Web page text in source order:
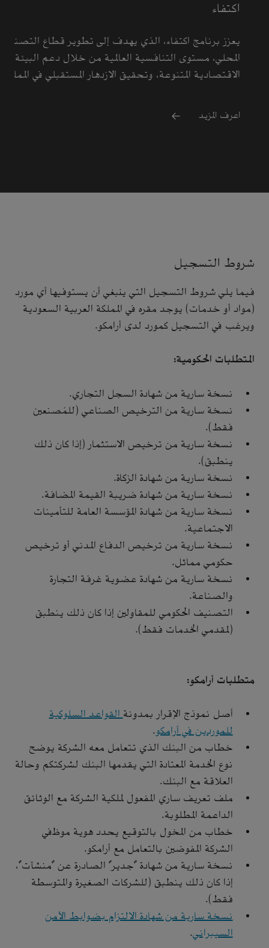
اكتفاء
يعزز برنامج اكتفاء، الذي يهدف إلى تطوير قطاع التصنيع
المحلي، مستوى التنافسية العالمية من خلال دعم البيئة
الاقتصادية المتنوعة، وتحقيق الازدهار المستقبلي في المملكة.
اعرف المزيد
شروط التسجيل
فيما يلي شروط التسجيل التي ينبغي أن يستوفيها أي مورد
(مواد أو خدمات) يوجد مقره في المملكة العربية السعودية
ويرغب في التسجيل كمورد لدى أرامكو.
المتطلبات الحكومية:
نسخة سارية من شهادة السجل التجاري.
نسخة سارية من الترخيص الصناعي (للمُصنعين
فقط).
نسخة سارية من ترخيص الاستثمار (إذا كان ذلك
ينطبق).
نسخة سارية من شهادة الزكاة.
نسخة سارية من شهادة ضريبة القيمة المضافة.
نسخة سارية من شهادة المؤسسة العامة للتأمينات
الاجتماعية.
نسخة سارية من ترخيص الدفاع المدني أو ترخيص
حكومي مماثل.
نسخة سارية من شهادة عضوية غرفة التجارة
والصناعة.
التصنيف الحكومي للمقاولين إذا كان ذلك ينطبق
(لمقدمي الخدمات فقط).
متطلبات أرامكو:
أصل نموذج الإقرار بمدونة القواعد السلوكية
للموردين في أرامكو.
خطاب من البنك الذي تتعامل معه الشركة يوضح
نوع الخدمة المعتادة التي يقدمها البنك لشركتكم وحالة
العلاقة مع البنك.
ملف تعريف ساري المفعول لملكية الشركة مع الوثائق
الداعمة المطلوبة.
خطاب من المخول بالتوقيع يحدد هوية موظفي
الشركة المفوضين بالتعامل مع أرامكو.
نسخة سارية من شهادة “جدير” الصادرة عن “منشآت”،
إذا كان ذلك ينطبق (للشركات الصغيرة والمتوسطة
فقط).
نسخة سارية من شهادة الالتزام بضوابط الأمن
السيبراني.